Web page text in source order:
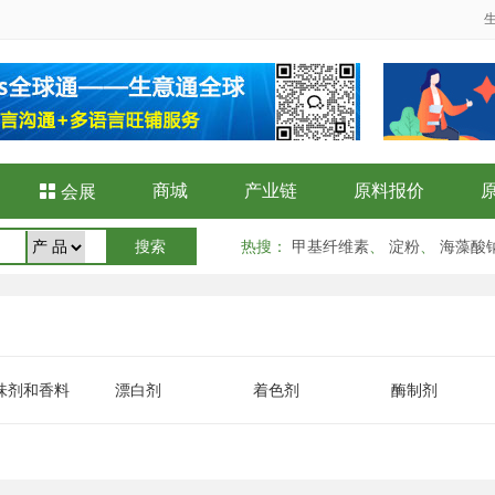
 会展 商城 产业链 原料报价
热搜 ： 甲基纤维素 淀粉 海藻酸
剂和香料 漂白剂 着色剂 酶制剂